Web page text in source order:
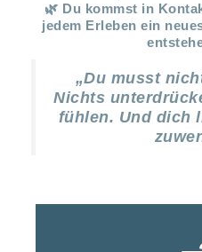
🌿 Du kommst in
jedem Erleben ein
„Du musst
Nichts
fühlen. Und dich